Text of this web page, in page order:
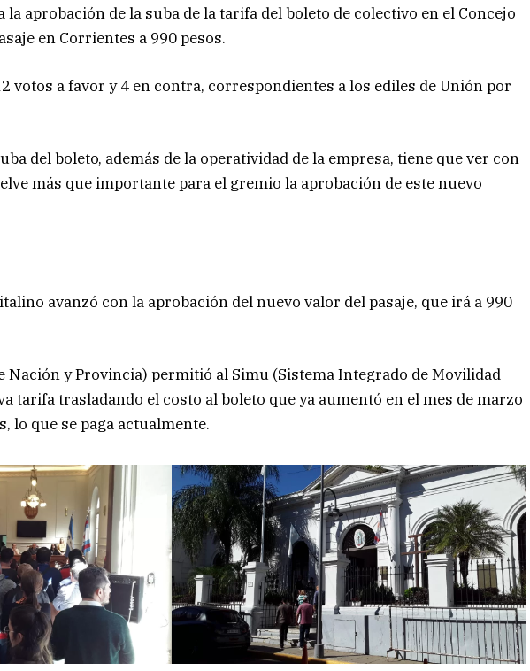
la aprobación de la suba de la tarifa del boleto de colectivo en el Concejo
en Corrientes a 990 pesos.
votos a favor y 4 en contra, correspondientes a los ediles de Unión por
del boleto, además de la operatividad de la empresa, tiene que ver con
más que importante para el gremio la aprobación de este nuevo
avanzó con la aprobación del nuevo valor del pasaje, que irá a 990
Nación y Provincia) permitió al Simu (Sistema Integrado de Movilidad
tarifa trasladando el costo al boleto que ya aumentó en el mes de marzo
lo que se paga actualmente.